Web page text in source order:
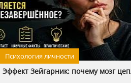
Психология личности
Эффект Зейгарник: почему мозг